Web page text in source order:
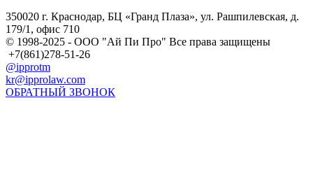
350020 г. Краснодар, БЦ «Гранд Плаза», ул. Рашпилевская, д.
179/1, офис 710
© 1998-2025 - ООО "Ай Пи Про" Все права защищены
+7(861)278-51-26
@ipprotm
kr@ipprolaw.com
ОБРАТНЫЙ ЗВОНОК